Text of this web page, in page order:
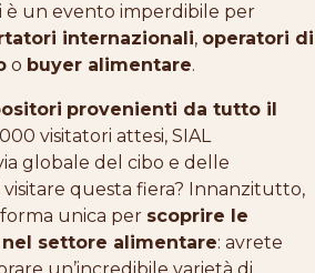
è un evento imperdibile per
internazionali, operatori di
o buyer alimentare.
provenienti da tutto il
visitatori attesi, SIAL
globale del cibo e delle
questa fiera? Innanzitutto,
unica per scoprire le
settore alimentare: avrete